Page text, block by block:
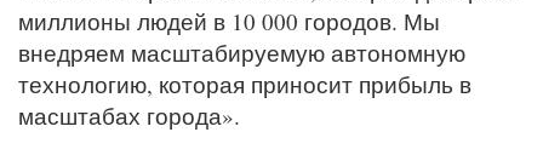
миллионы людей в 10 000 городов. Мы
внедряем масштабируемую автономную
технологию, которая приносит прибыль в
масштабах города».